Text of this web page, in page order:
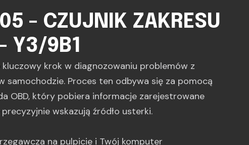
- CZUJNIK ZAKRESU
Y3/9B1
krok w diagnozowaniu problemów z
samochodzie. Proces ten odbywa się za pomocą
OBD, który pobiera informacje zarejestrowane
wskazują źródło usterki.
na pulpicie i Twój komputer